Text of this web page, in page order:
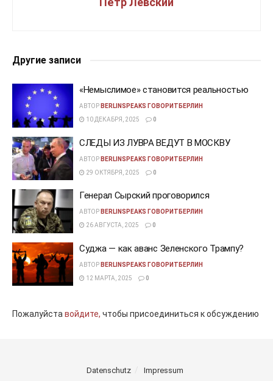
Другие записи
«Немыслимое» становится реальностью
АВТОР BERLINSPEAKS ГОВОРИТБЕРЛИН
10 ДЕКАБРЯ, 2025
0
СЛЕДЫ ИЗ ЛУВРА ВЕДУТ В МОСКВУ
АВТОР BERLINSPEAKS ГОВОРИТБЕРЛИН
29 ОКТЯБРЯ, 2025
0
Генерал Сырский проговорился
АВТОР BERLINSPEAKS ГОВОРИТБЕРЛИН
26 АВГУСТА, 2025
0
Суджа — как аванс Зеленского Трампу?
АВТОР BERLINSPEAKS ГОВОРИТБЕРЛИН
12 МАРТА, 2025
0
Пожалуйставойдите, чтобы присоединиться к обсуждению
Datenschutz Impressum